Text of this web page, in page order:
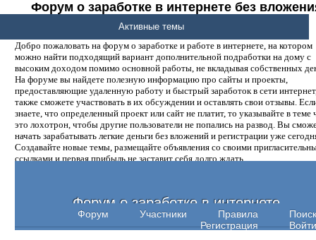
Форум о заработке в интернете без
денег.
Добро пожаловать на форум о заработке и работе в интернете, на котором
можно найти подходящий вариант дополнительной подработки на дому с
высоким доходом помимо основной работы, не вкладывая собственных
На форуме вы найдете полезную информацию про сайты и проекты,
предоставляющие удаленную работу и быстрый заработок в сети
также сможете участвовать в их обсуждении и оставлять свои отзывы.
знаете, что определенный проект или сайт не платит, то указывайте в теме
это лохотрон, чтобы другие пользователи не попались на развод. Вы
начать зарабатывать легкие деньги без вложений и регистрации уже
Создавайте новые темы, размещайте объявления со своими
ссылками и первая прибыль не заставит себя долго ждать.
Форум о заработке в интернете
Форум Участники Правила
Поиск
Регистрация
Войти
Активные темы